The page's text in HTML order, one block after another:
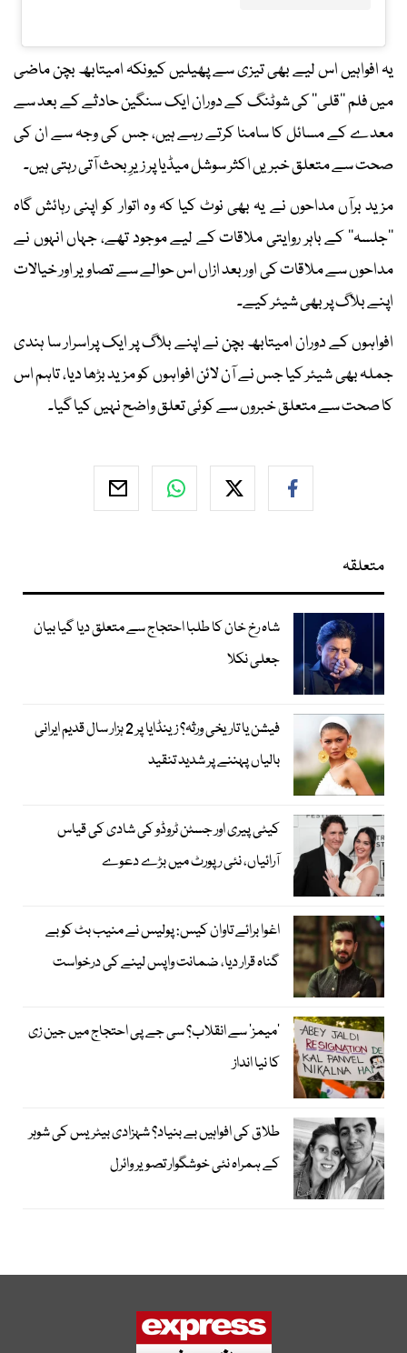
یہ افواہیں اس لیے بھی تیزی سے پھیلیں کیونکہ امیتابھ بچن ماضی
میں فلم ’’قلی‘‘ کی شوٹنگ کے دوران ایک سنگین حادثے کے بعد سے
معدے کے مسائل کا سامنا کرتے رہے ہیں، جس کی وجہ سے ان کی
صحت سے متعلق خبریں اکثر سوشل میڈیا پر زیرِ بحث آتی رہتی ہیں۔
مزید برآں مداحوں نے یہ بھی نوٹ کیا کہ وہ اتوار کو اپنی رہائش گاہ
’’جلسہ‘‘ کے باہر روایتی ملاقات کے لیے موجود تھے، جہاں انہوں نے
مداحوں سے ملاقات کی اور بعد ازاں اس حوالے سے تصاویر اور خیالات
اپنے بلاگ پر بھی شیئر کیے۔
افواہوں کے دوران امیتابھ بچن نے اپنے بلاگ پر ایک پراسرار سا ہندی
جملہ بھی شیئر کیا جس نے آن لائن افواہوں کو مزید بڑھا دیا، تاہم اس
کا صحت سے متعلق خبروں سے کوئی تعلق واضح نہیں کیا گیا۔
متعلقہ
شاہ رخ خان کا طلبا احتجاج سے متعلق دیا گیا بیان
جعلی نکلا
فیشن یا تاریخی ورثہ؟ زینڈایا پر 2 ہزار سال قدیم ایرانی
بالیاں پہننے پر شدید تنقید
کیٹی پیری اور جسٹن ٹروڈو کی شادی کی قیاس
آرائیاں، نئی رپورٹ میں بڑے دعوے
اغوا برائے تاوان کیس: پولیس نے منیب بٹ کو بے
گناہ قرار دیا، ضمانت واپس لینے کی درخواست
’میمز‘ سے انقلاب؟ سی جے پی احتجاج میں جین زی
کا نیا انداز
طلاق کی افواہیں بے بنیاد؟ شہزادی بیٹریس کی شوہر
کے ہمراہ نئی خوشگوار تصویر وائرل